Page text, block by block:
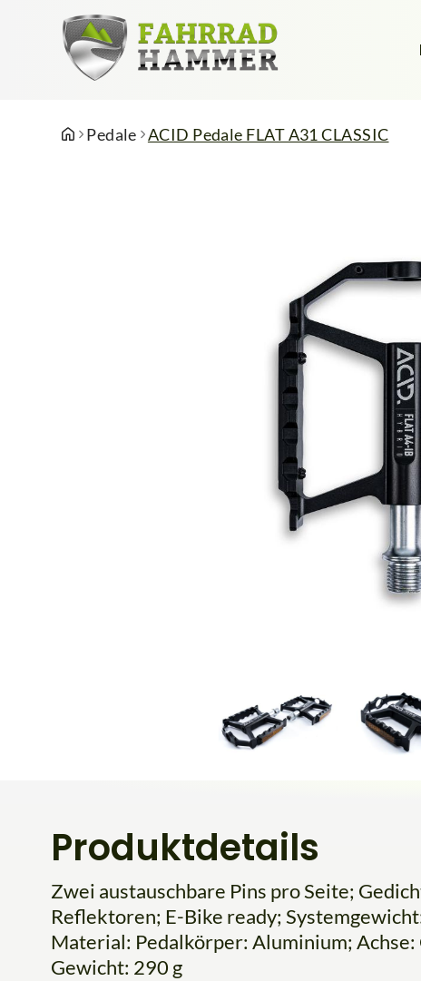
Pedale ACID Pedale FLAT A31 CLASSIC
Produktdetails
Zwei austauschbare Pins pro Seite;
Reflektoren; E-Bike ready;
Material: Pedalkörper: Aluminium;
Gewicht: 290 g